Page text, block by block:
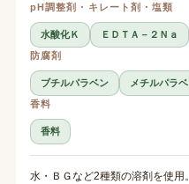
pH調整剤・キレート剤・塩類
水酸化Ｋ
ＥＤＴＡ－２Ｎａ
防腐剤
ブチルパラベン
メチルパラ
香料
香料
水・ＢＧなど2種類の溶剤を使